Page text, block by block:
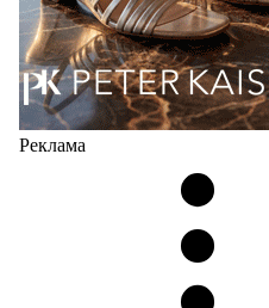
Реклама